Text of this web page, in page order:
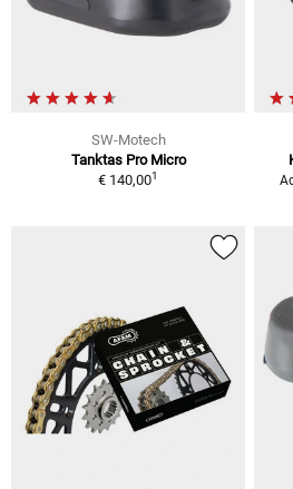
SW-Motech
Tanktas Pro Micro
€ 140,001